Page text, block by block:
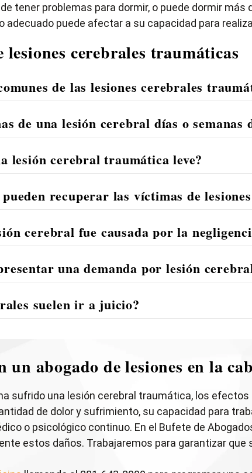
tener problemas para dormir, o puede dormir
adecuado puede afectar a su capacidad para
cerebrales traumáticas
de las lesiones cerebrales
de una lesión cerebral días o semanas
lesión cerebral traumática leve?
recuperar las víctimas de
cerebral fue causada por la
una demanda por lesión
suelen ir a juicio?
un abogado de lesiones en la
sufrido una lesión cerebral traumática, los
de dolor y sufrimiento, su capacidad para
o psicológico continuo. En el Bufete de
estos daños. Trabajaremos para garantizar